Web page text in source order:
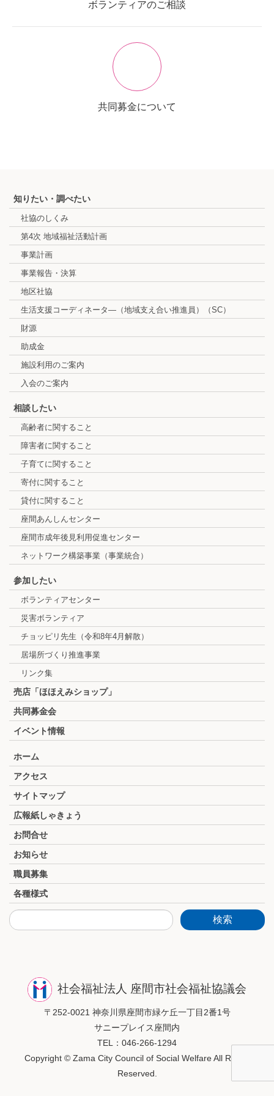
ボランティアのご相談
共同募金について
知りたい・調べたい
社協のしくみ
第4次 地域福祉活動計画
事業計画
事業報告・決算
地区社協
生活支援コーディネータ―（地域支え合い推進員）（SC）
財源
助成金
施設利用のご案内
入会のご案内
相談したい
高齢者に関すること
障害者に関すること
子育てに関すること
寄付に関すること
貸付に関すること
座間あんしんセンター
座間市成年後見利用促進センター
ネットワーク構築事業（事業統合）
参加したい
ボランティアセンター
災害ボランティア
チョッピリ先生（令和8年4月解散）
居場所づくり推進事業
リンク集
売店「ほほえみショップ」
共同募金会
イベント情報
ホーム
アクセス
サイトマップ
広報紙しゃきょう
お問合せ
お知らせ
職員募集
各種様式
社会福祉法人 座間市社会福祉協議会
〒252-0021 神奈川県座間市緑ケ丘一丁目2番1号
サニープレイス座間内
TEL：046-266-1294
Copyright © Zama City Council of Social Welfare All Rights
Reserved.